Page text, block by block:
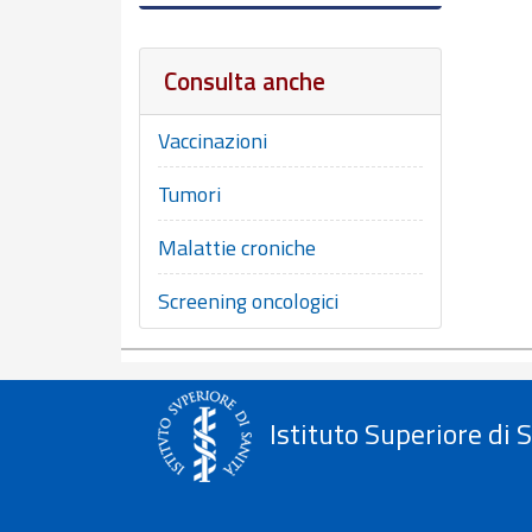
Consulta anche
Vaccinazioni
Tumori
Malattie croniche
Screening oncologici
Istituto Superiore di